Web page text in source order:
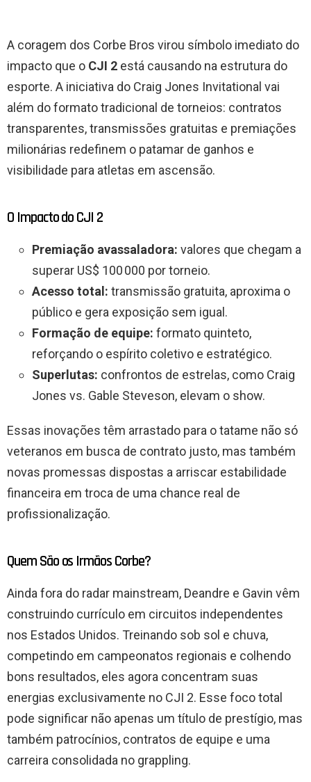
A coragem dos Corbe Bros virou símbolo imediato do
impacto que o CJI 2 está causando na estrutura do
esporte. A iniciativa do Craig Jones Invitational vai
além do formato tradicional de torneios: contratos
transparentes, transmissões gratuitas e premiações
milionárias redefinem o patamar de ganhos e
visibilidade para atletas em ascensão.
O Impacto do CJI 2
Premiação avassaladora: valores que chegam a
superar US$ 100 000 por torneio.
Acesso total: transmissão gratuita, aproxima o
público e gera exposição sem igual.
Formação de equipe: formato quinteto,
reforçando o espírito coletivo e estratégico.
Superlutas: confrontos de estrelas, como Craig
Jones vs. Gable Steveson, elevam o show.
Essas inovações têm arrastado para o tatame não só
veteranos em busca de contrato justo, mas também
novas promessas dispostas a arriscar estabilidade
financeira em troca de uma chance real de
profissionalização.
Quem São os Irmãos Corbe?
Ainda fora do radar mainstream, Deandre e Gavin vêm
construindo currículo em circuitos independentes
nos Estados Unidos. Treinando sob sol e chuva,
competindo em campeonatos regionais e colhendo
bons resultados, eles agora concentram suas
energias exclusivamente no CJI 2. Esse foco total
pode significar não apenas um título de prestígio, mas
também patrocínios, contratos de equipe e uma
carreira consolidada no grappling.